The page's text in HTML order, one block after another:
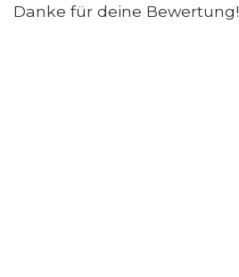
Danke für deine Bewertung!